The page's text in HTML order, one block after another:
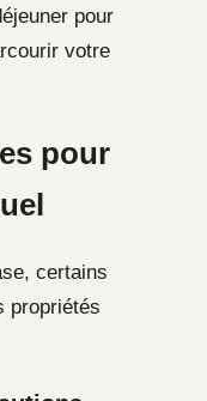
pour
votre
pour
certains
propriétés